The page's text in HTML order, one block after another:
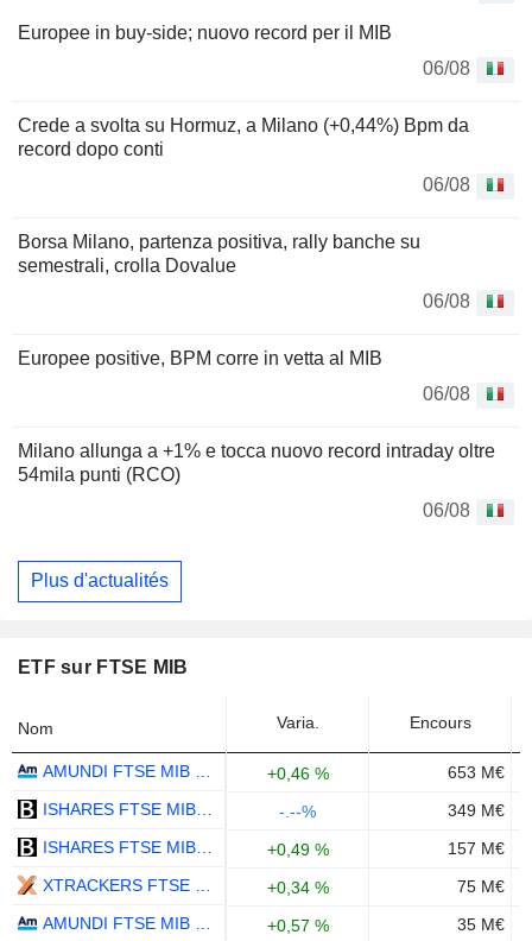
Europee in buy-side; nuovo record per il MIB
06/08
Crede a svolta su Hormuz, a Milano (+0,44%) Bpm da
record dopo conti
06/08
Borsa Milano, partenza positiva, rally banche su
semestrali, crolla Dovalue
06/08
Europee positive, BPM corre in vetta al MIB
06/08
Milano allunga a +1% e tocca nuovo record intraday oltre
54mila punti (RCO)
06/08
Plus d'actualités
ETF sur FTSE MIB
Nom Varia. Encours
+0,46 %
653 M€
-.--%
349 M€
+0,49 %
157 M€
+0,34 %
75 M€
+0,57 % 35 M€